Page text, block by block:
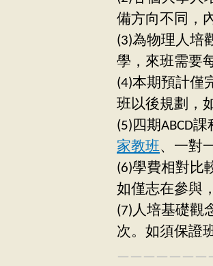
備方向不同，
(3)為物理人培
學，來班需要
(4)本期預計僅
班以後規劃，
(5)四期ABCD
家教班、一對
(6)學費相對比
如僅志在參與
(7)人培基礎觀
次。如須保證